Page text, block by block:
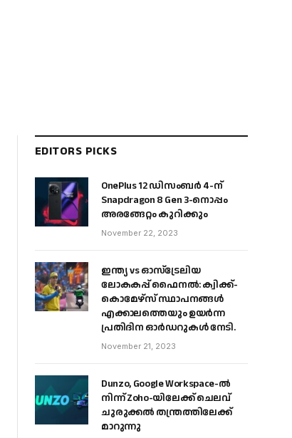
EDITORS PICKS
OnePlus 12 ഡിസംബർ 4-ന്
Snapdragon 8 Gen 3-നൊപ്പം
അരങ്ങേറ്റം കുറിക്കും
November 22, 2023
ഇന്ത്യ vs ഓസ്‌ട്രേലിയ
ലോകകപ്പ് ഫൈനൽ: ക്വിക്ക്-
കൊമേഴ്‌സ് സ്ഥാപനങ്ങൾ
എക്കാലത്തെയും ഉയർന്ന
പ്രതിദിന ഓർഡറുകൾ നേടി.
November 21, 2023
Dunzo, Google Workspace-ൽ
നിന്ന് Zoho-യിലേക്ക് ചെലവ്
ചുരുക്കൽ തന്ത്രത്തിലേക്ക്
മാറുന്നു